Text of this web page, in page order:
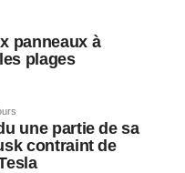
panneaux à
plages
une partie de sa
contraint de